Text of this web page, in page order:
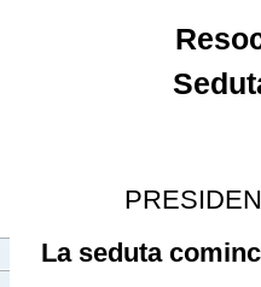
La seduta